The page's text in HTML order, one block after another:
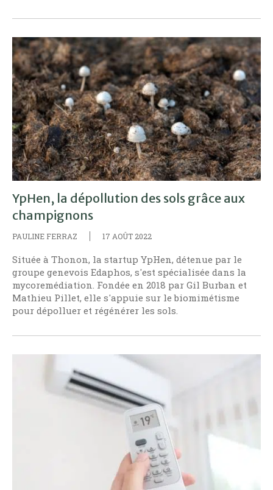
YpHen, la dépollution des sols grâce aux
champignons
PAULINE FERRAZ 17 AOÛT 2022
Située à Thonon, la startup YpHen, détenue par le
groupe genevois Edaphos, s'est spécialisée dans la
mycoremédiation. Fondée en 2018 par Gil Burban et
Mathieu Pillet, elle s'appuie sur le biomimétisme
pour dépolluer et régénérer les sols.